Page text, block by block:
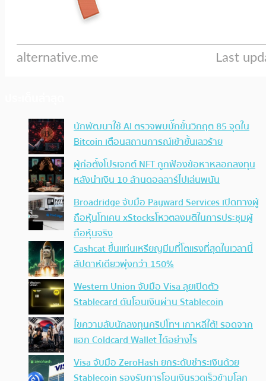
นักพัฒนาใช้ AI ตรวจพบบั๊กขั้นวิกฤต 85 จุดใน
Bitcoin เตือนสถานการณ์เข้าขั้นเลวร้าย
ผู้ก่อตั้งโปรเจกต์ NFT ถูกฟ้องข้อหาหลอกลงทุน
หลังนำเงิน 10 ล้านดอลลาร์ไปเล่นพนัน
Broadridge จับมือ Payward Services เปิดทางผู้
ถือหุ้นโทเคน xStocksโหวตลงมติในการประชุมผู้
ถือหุ้นจริง
Cashcat ขึ้นแท่นเหรียญมีมที่โตแรงที่สุดในเวลานี้
สัปดาห์เดียวพุ่งกว่า 150%
Western Union จับมือ Visa ลุยเปิดตัว
Stablecard ดันโอนเงินผ่าน Stablecoin
ไขความลับนักลงทุนคริปโทฯ เกาหลีใต้! รอดจาก
แฮก Coldcard Wallet ได้อย่างไร
Visa จับมือ ZeroHash ยกระดับชำระเงินด้วย